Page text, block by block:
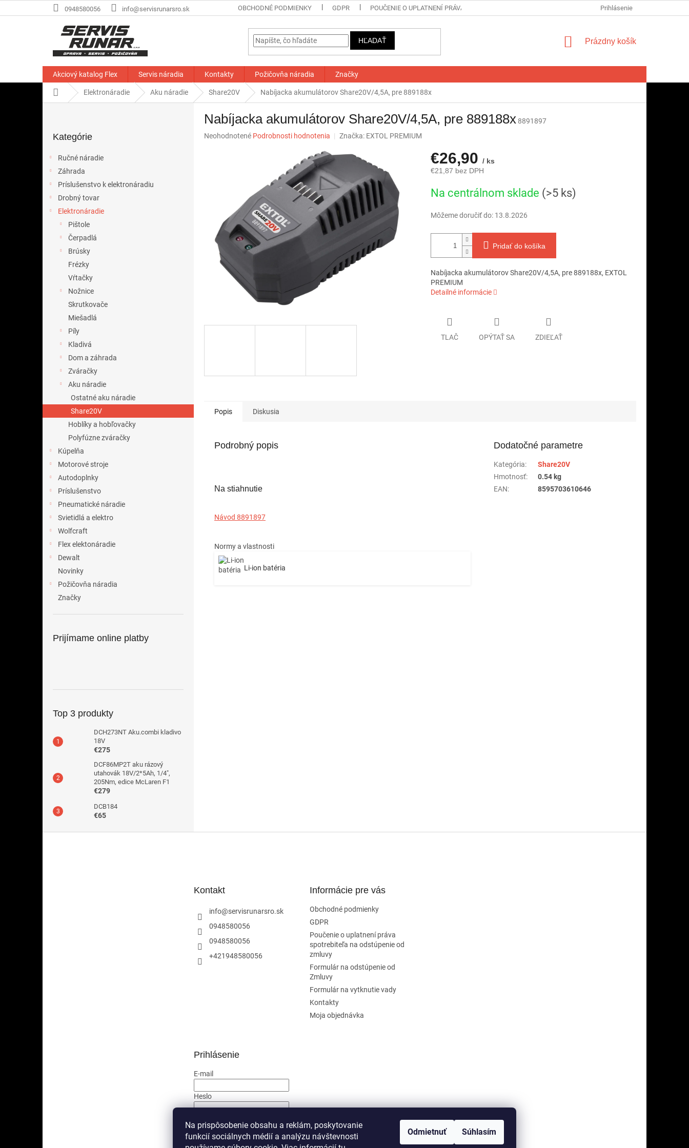
Na prispôsobenie obsahu a reklám, poskytovanie
funkcií sociálnych médií a analýzu návštevnosti
Odmietnuť Súhlasím
na
0948580056 info@servisrunarsro.sk OBCHODNÉ PODMIENKY GDPR POUČENIE O UPLATNENÍ PRÁVA SPOTREBITEĽA NA ODSTÚPENIE OD ZMLUVY FORMULÁR NA
Prihlásenie
HĽADAŤ
NÁKUPNÝ
Prázdny košík
Akciový katalog Flex Servis náradia Kontakty Požičovňa náradia Značky
DomovElektronáradie Aku náradie Share20V Nabíjacka akumulátorov Share20V/4,5A, pre 889188x
kategórie
Kategórie
Ručné náradie
Záhrada
Príslušenstvo k elektronáradiu
Drobný tovar
Elektronáradie
Pištole
Čerpadlá
Brúsky
Frézky
Vŕtačky
Nožnice
Skrutkovače
Miešadlá
Píly
Kladivá
Dom a záhrada
Zváračky
Aku náradie
Ostatné aku náradie
Share20V
Hoblíky a hobľovačky
Polyfúzne zváračky
Kúpelňa
Motorové stroje
Autodoplnky
Príslušenstvo
Pneumatické náradie
Svietidlá a elektro
Wolfcraft
Flex elektonáradie
Dewalt
Novinky
Požičovňa náradia
Značky
Prijímame online platby
Top 3 produkty
DCH273NT Aku.combi kladivo
18V
€275
DCF86MP2T aku rázový
utahovák 18V/2*5Ah, 1/4",
205Nm, edice McLaren F1
€279
DCB184
€65
Nabíjacka akumulátorov Share20V/4,5A, pre 889188x 8891897
Priemerné
Neohodnotené Podrobnosti hodnotenia Značka: EXTOL PREMIUM
€26,90 / ks
€21,87 bez DPH
cena:
Na centrálnom sklade (>5 ks)
Môžeme doručiť do: 13.8.2026
Pridať do košíka
Nabíjacka akumulátorov Share20V/4,5A, pre 889188x, EXTOL
PREMIUM
Detailné informácie
TLAČ OPÝTAŤ SA ZDIEĽAŤ
Popis Diskusia
Podrobný popis
Na stiahnutie
Návod 8891897
Normy a vlastnosti
Li-ion batéria
Dodatočné parametre
Kategória:
Share20V
Hmotnosť:
0.54 kg
EAN: 8595703610646
Kontakt
info@servisrunarsro.sk
0948580056
0948580056
+421948580056
Informácie pre vás
Obchodné podmienky
GDPR
Poučenie o uplatnení práva
spotrebiteľa na odstúpenie od
zmluvy
Formulár na odstúpenie od
Zmluvy
Formulár na vytknutie vady
Kontakty
Moja objednávka
Prihlásenie
E-mail
Heslo
PRIHLÁSIŤ SA
Nová registráciaZabudnuté heslo